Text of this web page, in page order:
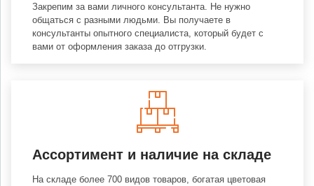
Закрепим за вами личного консультанта. Не нужно
общаться с разными людьми. Вы получаете в
консультанты опытного специалиста, который будет с
вами от оформления заказа до отгрузки.
Ассортимент и наличие на складе
На складе более 700 видов товаров, богатая цветовая